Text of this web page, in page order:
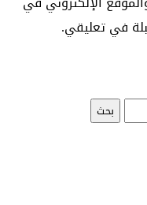
في تعليقي.